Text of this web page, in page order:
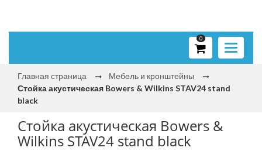
Toggle
0
Главная страница
Мебель и кронштейны
Стойка акустическая Bowers & Wilkins STAV24 stand
black
Стойка акустическая Bowers &
Wilkins STAV24 stand black